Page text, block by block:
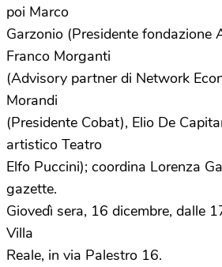
poi Marco
Garzonio (Presidente fondazione
Franco Morganti
(Advisory partner di Network
Morandi
(Presidente Cobat), Elio De
artistico Teatro
Elfo Puccini); coordina Lorenza
gazette.
Giovedì sera, 16 dicembre, dalle
Villa
Reale, in via Palestro 16.